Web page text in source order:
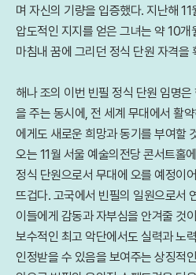
며 자신의 기량을 입증했다. 지난해
압도적인 지지를 얻은 그녀는 약 10개
마침내 꿈에 그리던 정식 단원 자격을
해나 조의 이번 빈필 정식 단원 임명
을 주는 동시에, 전 세계 무대에서 활
에게도 새로운 희망과 동기를 부여할
오는 11월 서울 예술의전당 콘서트홀
정식 단원으로서 무대에 오를 예정이
뜨겁다. 고국에서 빈필의 일원으로서
이들에게 감동과 자부심을 안겨줄 것
보수적인 최고 악단에서도 실력과 노
인정받을 수 있음을 보여주는 상징적